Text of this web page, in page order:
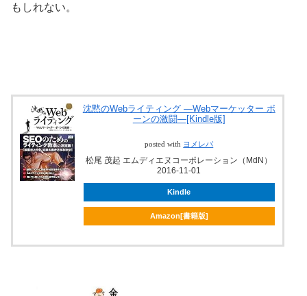
もしれない。
沈黙のWebライティング —Webマーケッター ボ
ーンの激闘—[Kindle版]
posted with ヨメレバ
松尾 茂起 エムディエヌコーポレーション（MdN）
2016-11-01
Kindle
Amazon[書籍版]